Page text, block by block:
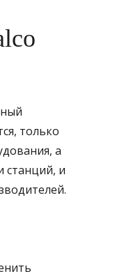
только
а
станций, и